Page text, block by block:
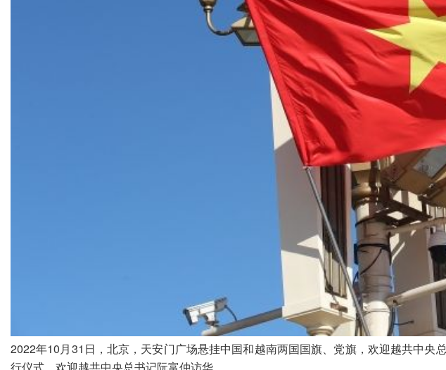
2022年10月31日，北京，天安门广场悬挂中国和越南两国国旗、党旗，欢迎越共中
行仪式，欢迎越共中央总书记阮富仲访华。